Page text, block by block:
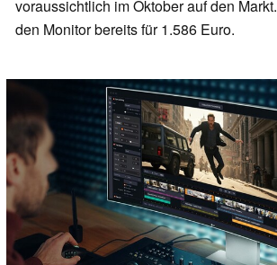
voraussichtlich im Oktober auf den Markt.
den Monitor bereits für 1.586 Euro.